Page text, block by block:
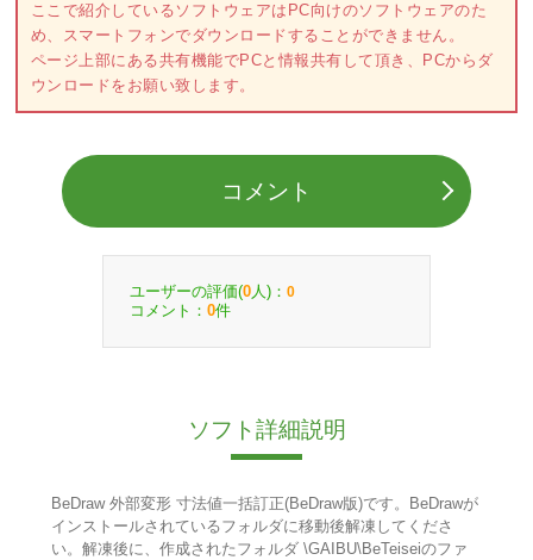
ここで紹介しているソフトウェアはPC向けのソフトウェアのた
め、スマートフォンでダウンロードすることができません。
ページ上部にある共有機能でPCと情報共有して頂き、PCからダ
ウンロードをお願い致します。
コメント
ユーザーの評価(0 人)： 0
コメント： 0件
ソフト詳細説明
BeDraw 外部変形 寸法値一括訂正(BeDraw版)です。BeDrawが
インストールされているフォルダに移動後解凍してくださ
い。解凍後に、作成されたフォルダ \GAIBU\BeTeiseiのファ